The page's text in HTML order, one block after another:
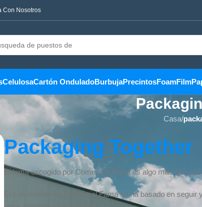
Con Nosotros
CelulosaCartón OnduladoBurbujaPrecintosFoamFilm
Casa/
Packaging Together
El lema escogido por Comercial Fama es algo más que
El crecimiento de Comercial Fama se ha basado en